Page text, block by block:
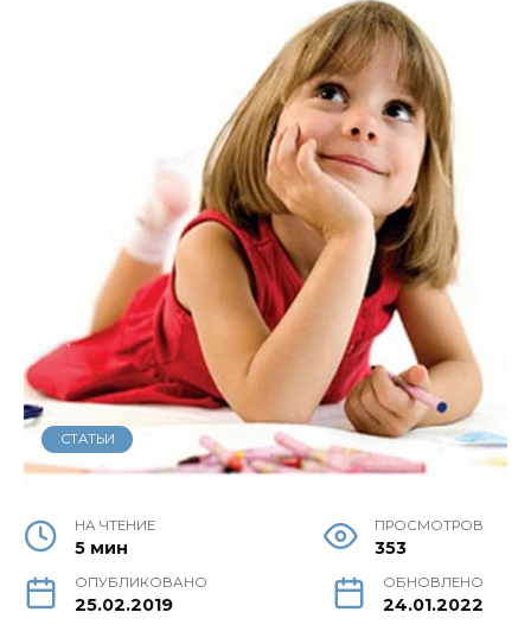
СТАТЬИ
НА ЧТЕНИЕ
5 мин
ПРОСМОТРОВ
353
ОПУБЛИКОВАНО
25.02.2019
ОБНОВЛЕНО
24.01.2022